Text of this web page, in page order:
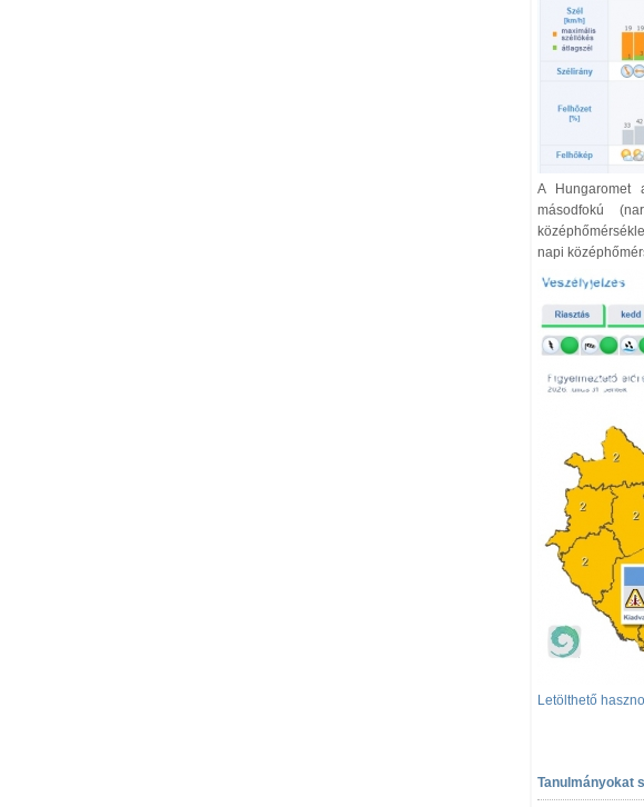
A Hungaromet
másodfokú
napi
Letölthető
Tanulmányokat